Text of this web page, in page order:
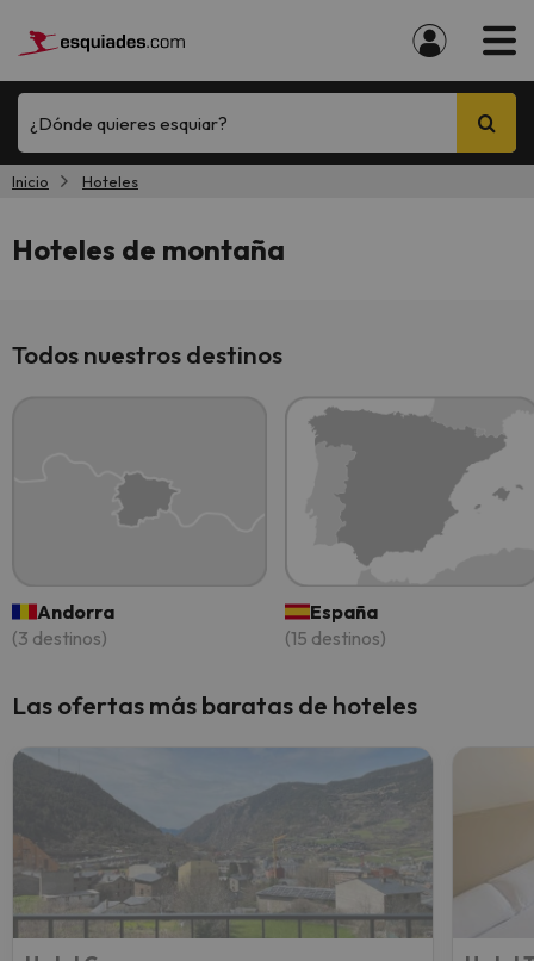
¿Dónde quieres esquiar?
Inicio Hoteles
Hoteles de montaña
Todos nuestros destinos
Andorra
(3 destinos)
España
(15 destinos)
Las ofertas más baratas de hoteles